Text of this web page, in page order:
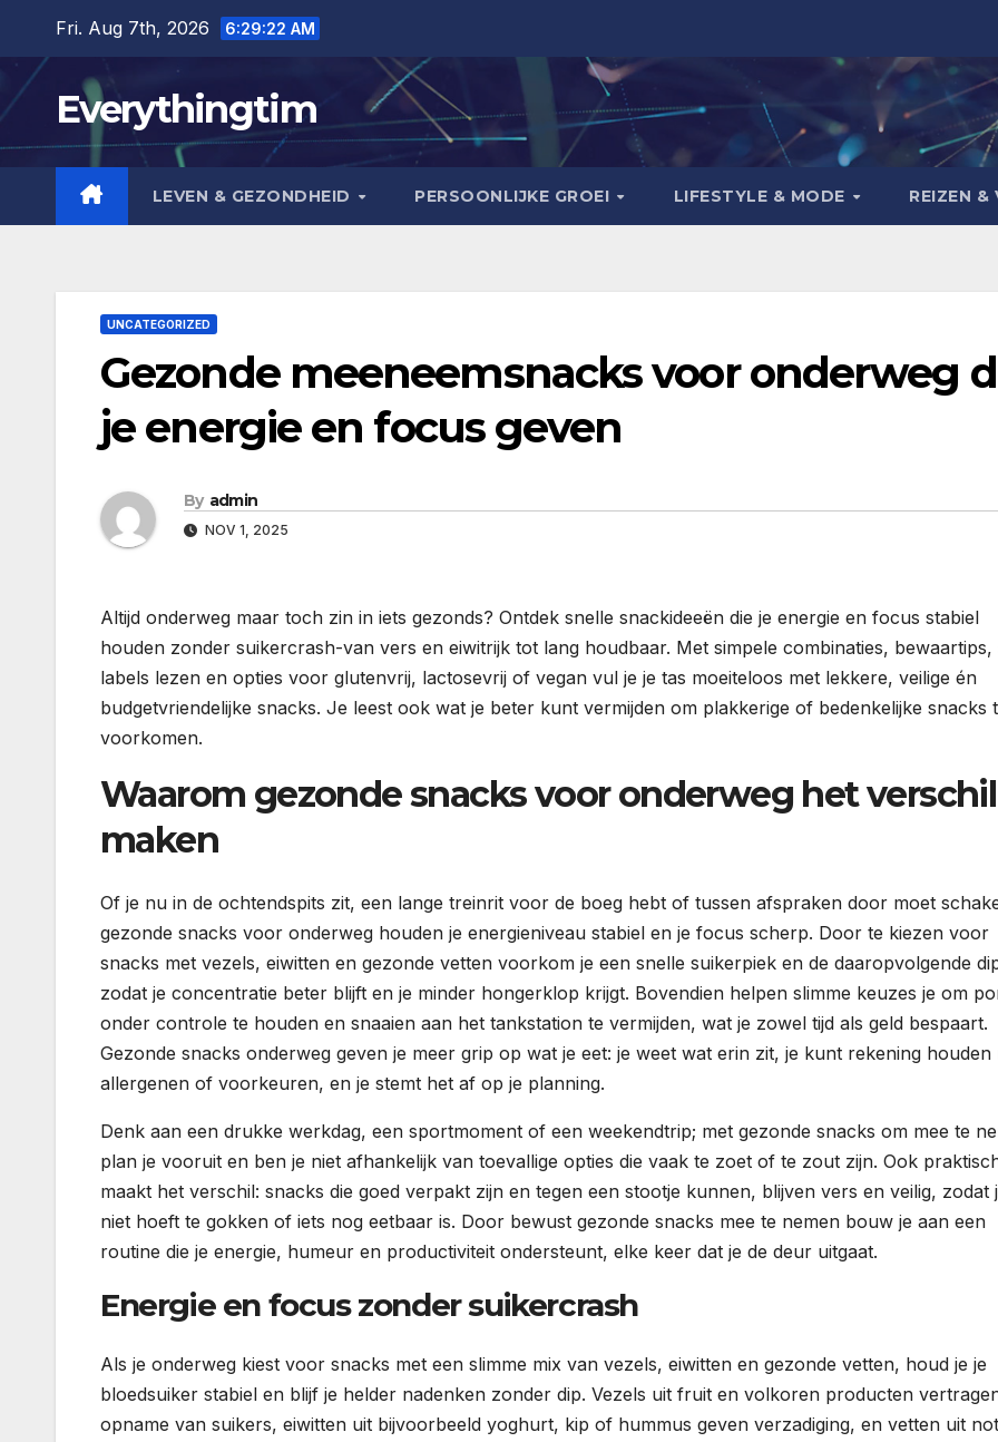
content
Fri. Aug 7th, 2026 6:29:22 AM
Everythingtim
LEVEN & GEZONDHEID PERSOONLIJKE GROEI LIFESTYLE & MODE REIZEN &
UNCATEGORIZED
Gezonde meeneemsnacks voor onderweg
je energie en focus geven
By admin
NOV 1, 2025
Altijd onderweg maar toch zin in iets gezonds? Ontdek snelle snackideeën die je energie en focus stabiel
houden zonder suikercrash-van vers en eiwitrijk tot lang houdbaar. Met simpele combinaties, bewaartips,
labels lezen en opties voor glutenvrij, lactosevrij of vegan vul je je tas moeiteloos met lekkere, veilige én
budgetvriendelijke snacks. Je leest ook wat je beter kunt vermijden om plakkerige of bedenkelijke snacks
voorkomen.
Waarom gezonde snacks voor onderweg het verschil
maken
Of je nu in de ochtendspits zit, een lange treinrit voor de boeg hebt of tussen afspraken door moet
gezonde snacks voor onderweg houden je energieniveau stabiel en je focus scherp. Door te kiezen voor
snacks met vezels, eiwitten en gezonde vetten voorkom je een snelle suikerpiek en de daaropvolgende
zodat je concentratie beter blijft en je minder hongerklop krijgt. Bovendien helpen slimme keuzes je om
onder controle te houden en snaaien aan het tankstation te vermijden, wat je zowel tijd als geld bespaart.
Gezonde snacks onderweg geven je meer grip op wat je eet: je weet wat erin zit, je kunt rekening houden
allergenen of voorkeuren, en je stemt het af op je planning.
Denk aan een drukke werkdag, een sportmoment of een weekendtrip; met gezonde snacks om mee te
plan je vooruit en ben je niet afhankelijk van toevallige opties die vaak te zoet of te zout zijn. Ook
maakt het verschil: snacks die goed verpakt zijn en tegen een stootje kunnen, blijven vers en veilig, zodat
niet hoeft te gokken of iets nog eetbaar is. Door bewust gezonde snacks mee te nemen bouw je aan een
routine die je energie, humeur en productiviteit ondersteunt, elke keer dat je de deur uitgaat.
Energie en focus zonder suikercrash
Als je onderweg kiest voor snacks met een slimme mix van vezels, eiwitten en gezonde vetten, houd je je
bloedsuiker stabiel en blijf je helder nadenken zonder dip. Vezels uit fruit en volkoren producten
opname van suikers, eiwitten uit bijvoorbeeld yoghurt, kip of hummus geven verzadiging, en vetten uit